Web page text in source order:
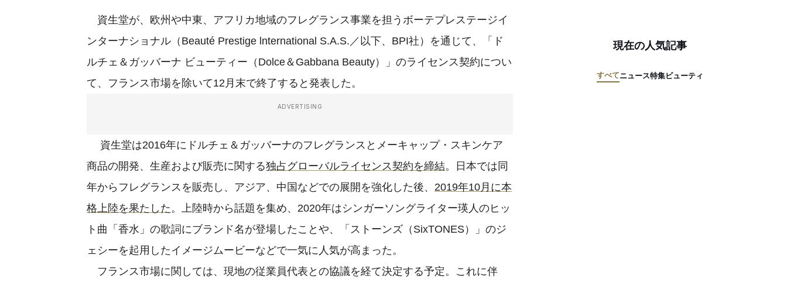
資生堂が、欧州や中東、アフリカ地域のフレグランス事業を担うボーテプレステージイ
ンターナショナル（Beauté Prestige lnternational S.A.S.／以下、BPI社）を通じて、「ド
ルチェ＆ガッバーナ ビューティー（Dolce＆Gabbana Beauty）」のライセンス契約につい
て、フランス市場を除いて12月末で終了すると発表した。
ADVERTISING
資生堂は2016年にドルチェ＆ガッバーナのフレグランスとメーキャップ・スキンケア
商品の開発、生産および販売に関する独占グローバルライセンス契約を締結。日本では同
年からフレグランスを販売し、アジア、中国などでの展開を強化した後、 2019年10月に本
格上陸を果たした。上陸時から話題を集め、2020年はシンガーソングライター瑛人のヒッ
ト曲「香水」の歌詞にブランド名が登場したことや、「ストーンズ（SixTONES）」のジ
ェシーを起用したイメージムービーなどで一気に人気が高まった。
フランス市場に関しては、現地の従業員代表との協議を経て決定する予定。これに伴
現在の人気記事
すべてニュース特集ビューティ